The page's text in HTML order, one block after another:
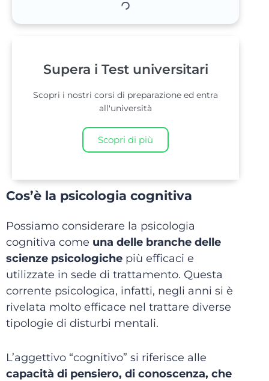
Supera i Test universitari
Scopri i nostri corsi di preparazione ed entra
all'università
Scopri di più
Cos’è la psicologia cognitiva
Possiamo considerare la psicologia
cognitiva come una delle branche delle
scienze psicologiche più efficaci e
utilizzate in sede di trattamento. Questa
corrente psicologica, infatti, negli anni si è
rivelata molto efficace nel trattare diverse
tipologie di disturbi mentali.
L’aggettivo “cognitivo” si riferisce alle
capacità di pensiero, di conoscenza, che